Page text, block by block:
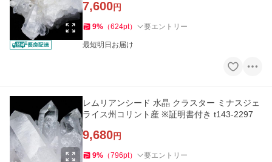
7,600円
9% （624pt） 要エントリー
最短明日お届け
レムリアンシード 水晶 クラスター ミナスジェ
ライス州コリント産 ※証明書付き t143-2297
9,680円
9% （796pt） 要エントリー